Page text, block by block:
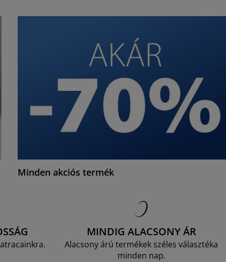
Minden akciós termék
MINDIG ALACSONY ÁR
Alacsony árú termékek széles választéka
minden nap.